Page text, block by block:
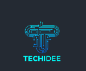
inhoud